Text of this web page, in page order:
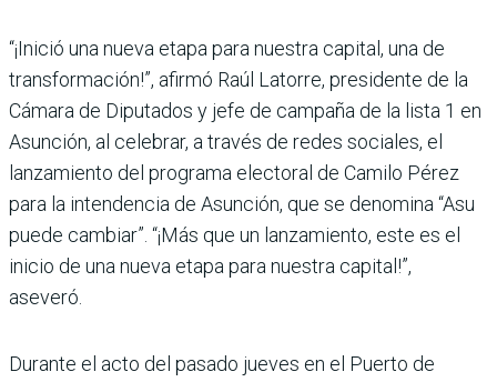
“¡Inició una nueva etapa para nuestra capital, una de
transformación!”, afirmó Raúl Latorre, presidente de la
Cámara de Diputados y jefe de campaña de la lista 1 en
Asunción, al celebrar, a través de redes sociales, el
lanzamiento del programa electoral de Camilo Pérez
para la intendencia de Asunción, que se denomina “Asu
puede cambiar”. “¡Más que un lanzamiento, este es el
inicio de una nueva etapa para nuestra capital!”,
aseveró.
Durante el acto del pasado jueves en el Puerto de